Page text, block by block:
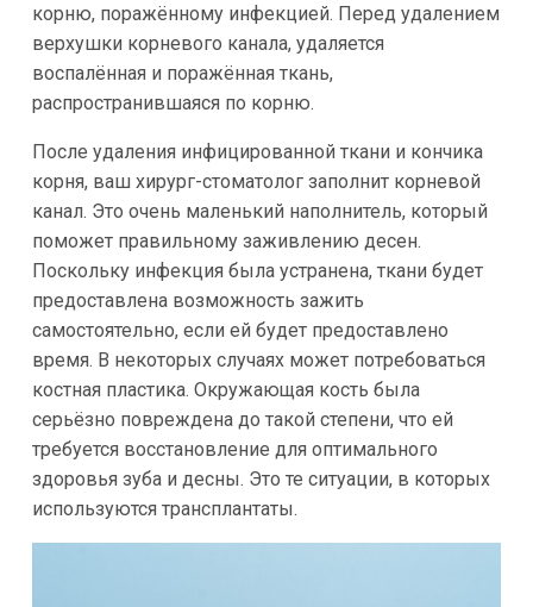
корню, поражённому инфекцией. Перед удалением
верхушки корневого канала, удаляется
воспалённая и поражённая ткань,
распространившаяся по корню.
После удаления инфицированной ткани и кончика
корня, ваш хирург-стоматолог заполнит корневой
канал. Это очень маленький наполнитель, который
поможет правильному заживлению десен.
Поскольку инфекция была устранена, ткани будет
предоставлена возможность зажить
самостоятельно, если ей будет предоставлено
время. В некоторых случаях может потребоваться
костная пластика. Окружающая кость была
серьёзно повреждена до такой степени, что ей
требуется восстановление для оптимального
здоровья зуба и десны. Это те ситуации, в которых
используются трансплантаты.